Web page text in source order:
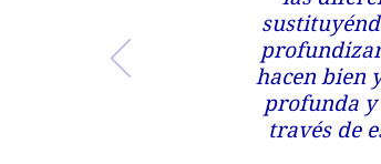
hacen bien
profunda y
través de